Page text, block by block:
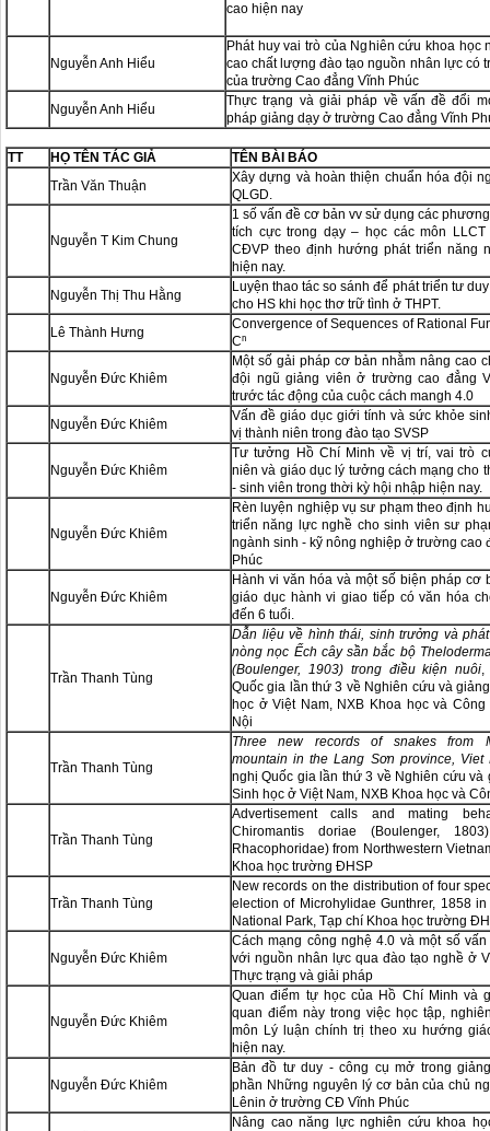
cao hiện nay
Nguyễn Anh Hiểu
Phát huy vai trò của Nghiên cứu khoa học
cao chất lượng đào tạo nguồn nhân lực có
của trường Cao đẳng Vĩnh Phúc
Nguyễn Anh Hiểu
Thực trạng và giải pháp về vấn đề đổi
pháp giảng dạy ở trường Cao đẳng Vĩnh
TT HỌ TÊN TÁC GIẢ
TÊN BÀI BÁO
Trần Văn Thuận
Xây dựng và hoàn thiện chuẩn hóa đội
QLGD.
Nguyễn T Kim Chung
1 số vấn đề cơ bản vv sử dụng các
tích cực trong dạy – học các môn
CĐVP theo định hướng phát triển năng
hiện nay.
Nguyễn Thị Thu Hằng
Luyện thao tác so sánh để phát triển tư
cho HS khi học thơ trữ tình ở THPT.
Lê Thành Hưng
Convergence of Sequences of Rational
Cⁿ
Nguyễn Đức Khiêm
Một số gải pháp cơ bản nhằm nâng cao
đội ngũ giảng viên ở trường cao đẳng
trước tác động của cuộc cách mangh 4.0
Nguyễn Đức Khiêm
Vấn đề giáo dục giới tính và sức khỏe
vị thành niên trong đào tạo SVSP
Nguyễn Đức Khiêm
Tư tưởng Hồ Chí Minh về vị trí, vai trò
niên và giáo dục lý tưởng cách mạng cho
- sinh viên trong thời kỳ hội nhập hiện nay.
Nguyễn Đức Khiêm
Rèn luyện nghiệp vụ sư phạm theo định
triển năng lực nghề cho sinh viên sư
ngành sinh - kỹ nông nghiệp ở trường cao
Phúc
Nguyễn Đức Khiêm
Hành vi văn hóa và một số biện pháp cơ
giáo dục hành vi giao tiếp có văn hóa
đến 6 tuổi.
Trần Thanh Tùng
Dẫn liệu về hình thái, sinh trưởng và
nòng nọc Ếch cây sần bắc bộ
(Boulenger, 1903) trong điều kiện nuôi,
Quốc gia lần thứ 3 về Nghiên cứu và
học ở Việt Nam, NXB Khoa học và Công
Nội
Trần Thanh Tùng
Three new records of snakes from
mountain in the Lang Sơn province, Viet
nghị Quốc gia lần thứ 3 về Nghiên cứu và
Sinh học ở Việt Nam, NXB Khoa học và
Trần Thanh Tùng
Advertisement calls and mating
Chiromantis doriae (Boulenger,
Rhacophoridae) from Northwestern
Khoa học tr­ường ĐHSP
Trần Thanh Tùng
New records on the distribution of four
election of Microhylidae Gunthrer, 1858
National Park, Tạp chí Khoa học tr­ường
Nguyễn Đức Khiêm
Cách mạng công nghệ 4.0 và một số
với nguồn nhân lực qua đào tạo nghề ở
Thực trạng và giải pháp
Nguyễn Đức Khiêm
Quan điểm tự học của Hồ Chí Minh và
quan điểm này trong việc học tập,
môn Lý luận chính trị theo xu hướng
hiện nay.
Nguyễn Đức Khiêm
Bản đồ tư duy - công cụ mở trong
phần Những nguyên lý cơ bản của chủ
Lênin ở trường CĐ Vĩnh Phúc
Nâng cao năng lực nghiên cứu khoa